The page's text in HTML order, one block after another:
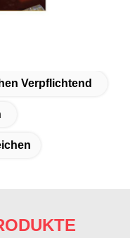
Verpflichtend